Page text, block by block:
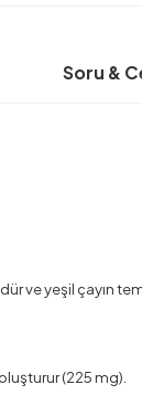
Soru &
ve yeşil çayın
(225 mg).